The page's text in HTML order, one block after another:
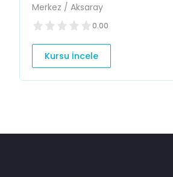
Merkez / Aksaray
0.00
Kursu İncele